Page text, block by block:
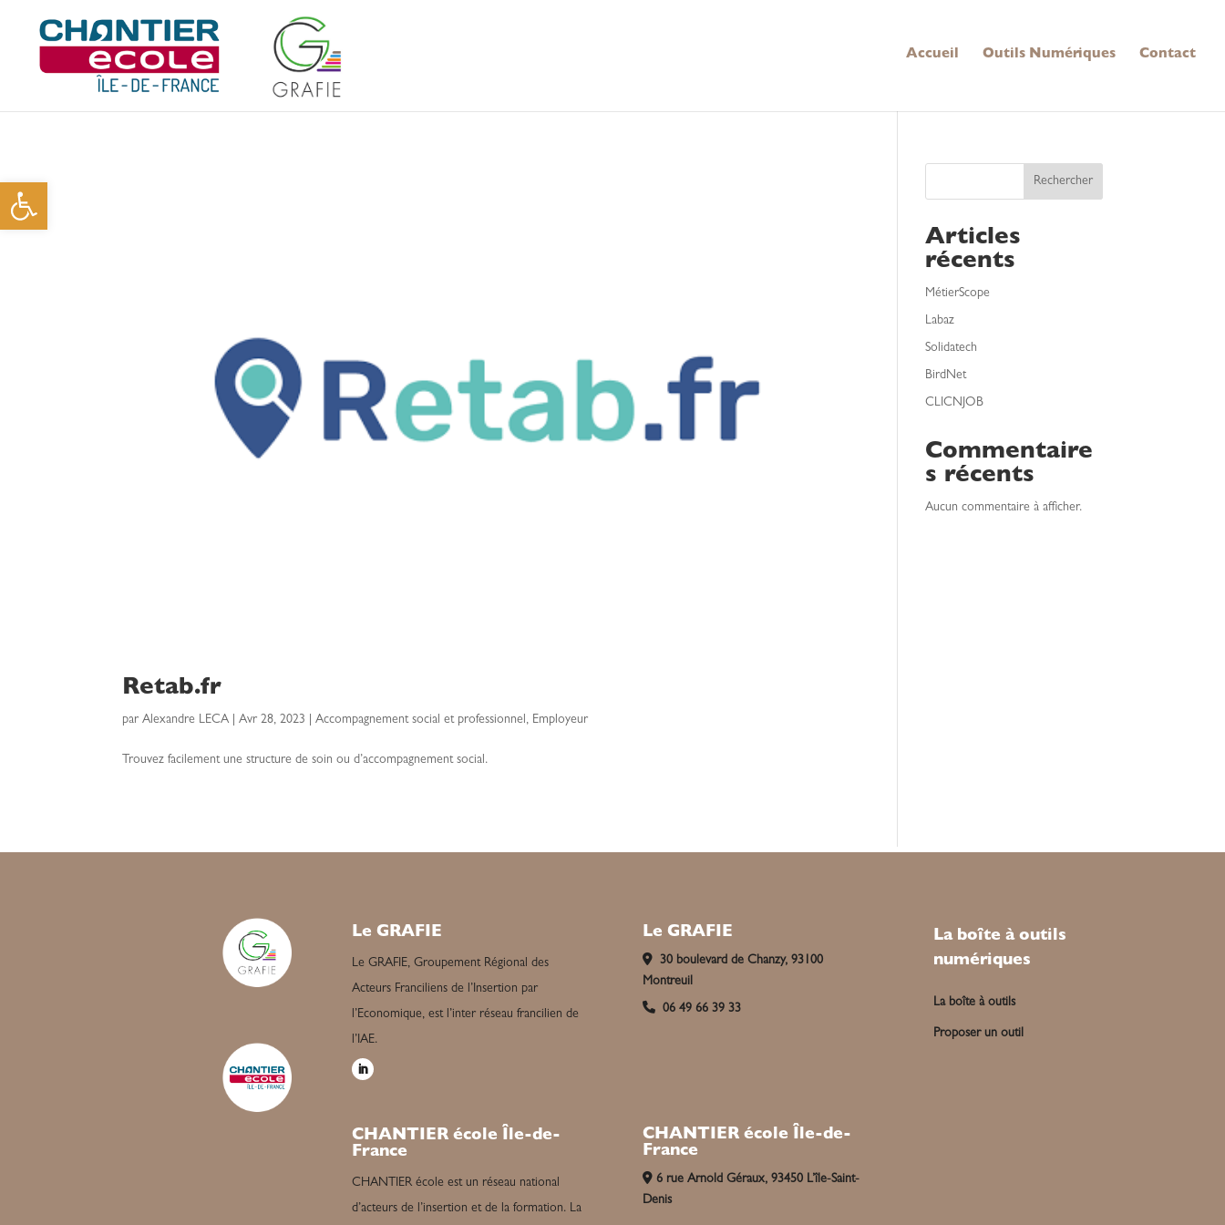
Ouvrir la barre d’outils
Accueil Outils Numériques Contact
Retab.fr
parAlexandre LECA |Avr 28, 2023 |Accompagnement social et professionnel , Employeur
Trouvez facilement une structure de soin ou d’accompagnement social.
Rechercher
Articles
récents
MétierScope
Labaz
Solidatech
BirdNet
CLICNJOB
Commentaire
s récents
Aucun commentaire à afficher.
Le GRAFIE
Le GRAFIE, Groupement Régional des
Acteurs Franciliens de l’Insertion par
l’Economique, est l’inter réseau francilien de
l’IAE.
CHANTIER école Île-de-
France
CHANTIER école est un réseau national
d’acteurs de l’insertion et de la formation. La
Le GRAFIE
30 boulevard de Chanzy, 93100
Montreuil
06 49 66 39 33
CHANTIER école Île-de-
France
6 rue Arnold Géraux, 93450 L’île-Saint-
Denis
La boîte à outils
numériques
La boîte à outils
Proposer un outil